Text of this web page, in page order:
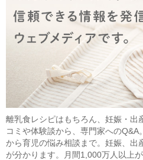
離乳食レシピはもちろん、妊娠・出
コミや体験談から、専門家への
から育児の悩み相談まで。妊娠、出
が分かります。月間1,000万人以上